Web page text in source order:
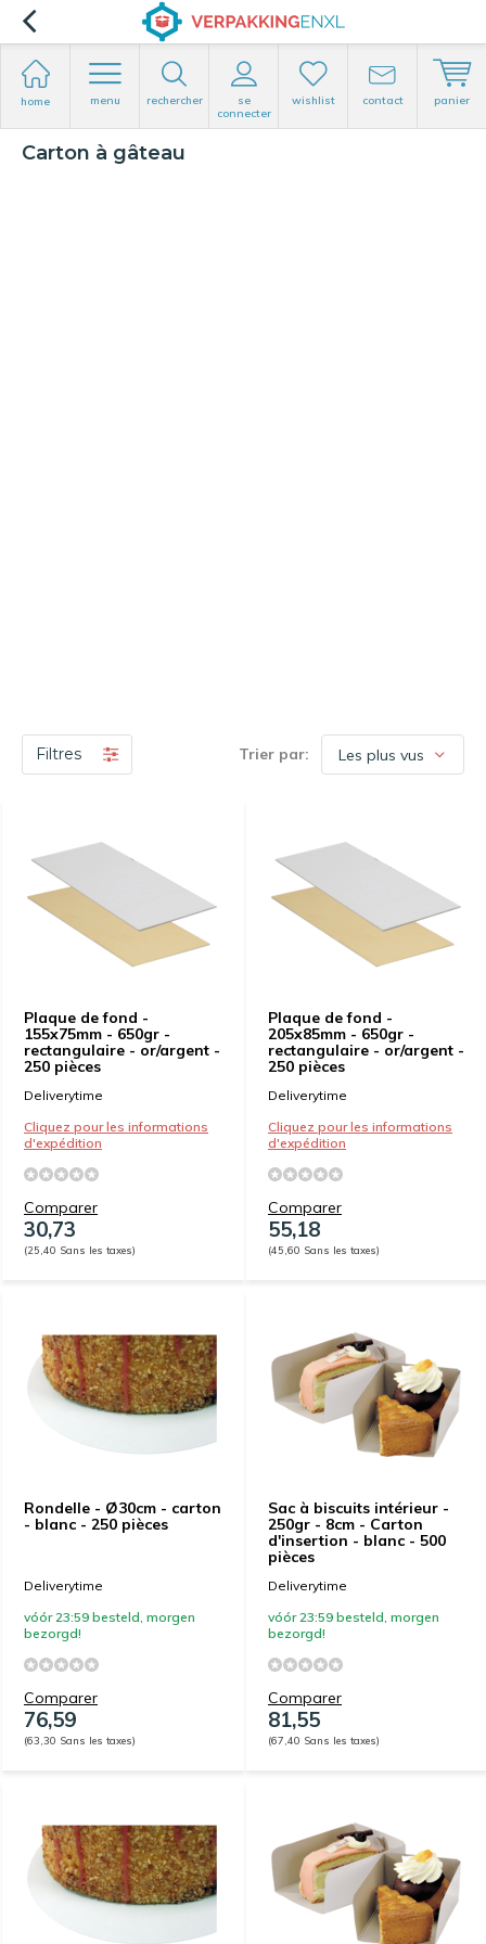
home menu rechercher
se
connecter
wishlist contact panier
Carton à gâteau
Filtres Trier par:
Plaque de fond -
155x75mm - 650gr -
rectangulaire - or/argent -
250 pièces
Deliverytime
Cliquez pour les informations
d'expédition
Comparer
30,73
(25,40 Sans les taxes)
Plaque de fond -
205x85mm - 650gr -
rectangulaire - or/argent -
250 pièces
Deliverytime
Cliquez pour les informations
d'expédition
Comparer
55,18
(45,60 Sans les taxes)
Rondelle - Ø30cm - carton
- blanc - 250 pièces
Deliverytime
vóór 23:59 besteld, morgen
bezorgd!
Comparer
76,59
(63,30 Sans les taxes)
Sac à biscuits intérieur -
250gr - 8cm - Carton
d'insertion - blanc - 500
pièces
Deliverytime
vóór 23:59 besteld, morgen
bezorgd!
Comparer
81,55
(67,40 Sans les taxes)